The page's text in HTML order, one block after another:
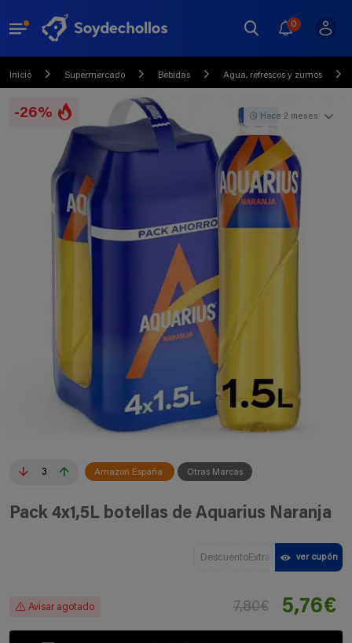
0
Inicio Supermercado Bebidas Agua, refrescos y zumos
-26%
3 Amazon España Otras Marcas
Hace 2 meses
Pack 4x1,5L botellas de Aquarius Naranja
DescuentoExtra ver cupón
Avisar agotado 7,80€ 5,76€